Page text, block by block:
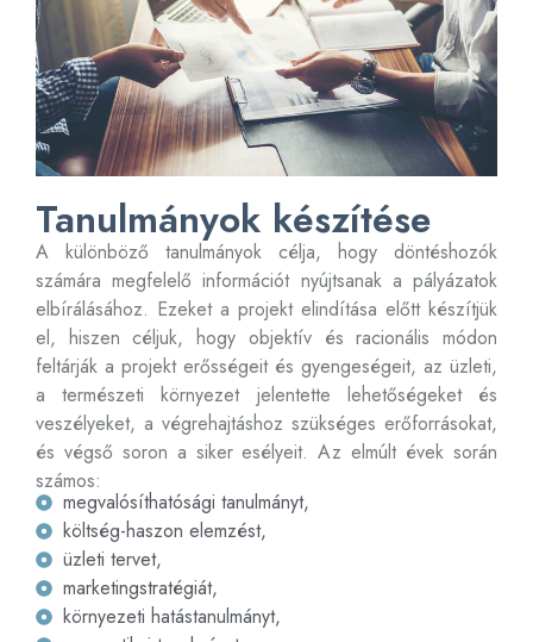
Tanulmányok készítése
A különböző tanulmányok célja, hogy döntéshozók
számára megfelelő információt nyújtsanak a pályázatok
elbírálásához. Ezeket a projekt elindítása előtt készítjük
el, hiszen céljuk, hogy objektív és racionális módon
feltárják a projekt erősségeit és gyengeségeit, az üzleti,
a természeti környezet jelentette lehetőségeket és
veszélyeket, a végrehajtáshoz szükséges erőforrásokat,
és végső soron a siker esélyeit. Az elmúlt évek során
számos:
megvalósíthatósági tanulmányt,
költség-haszon elemzést,
üzleti tervet,
marketingstratégiát,
környezeti hatástanulmányt,